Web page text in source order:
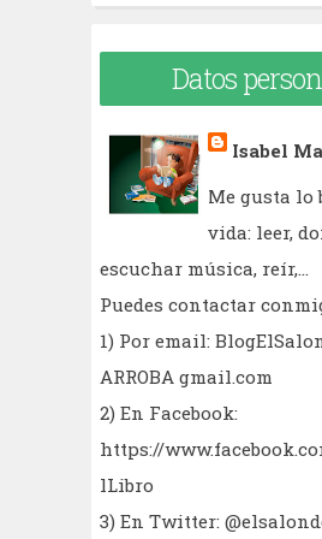
Datos
Isabel
Me gusta lo
vida: leer,
escuchar música, reír,...
Puedes contactar
1) Por email:
ARROBA gmail.com
2) En Facebook:
https://
lLibro
3) En Twitter: